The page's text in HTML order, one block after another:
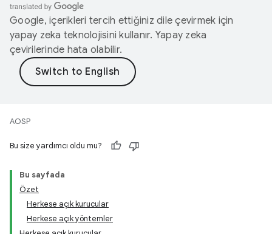
Google, içerikleri tercih ettiğiniz dile çevirmek için
yapay zeka teknolojisini kullanır. Yapay zeka
çevirilerinde hata olabilir.
AOSP
Bu size yardımcı oldu mu?
Bu sayfada
Özet
Herkese açık kurucular
Herkese açık yöntemler